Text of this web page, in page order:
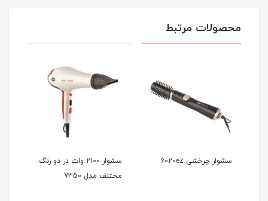
محصولات مرتبط
سشوار چرخشی 6020ez
سشوار 2100 وات در دو رنگ
مختلف مدل 7350